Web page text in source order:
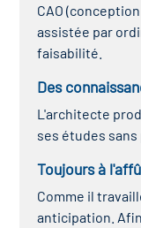
CAO
assistée par
faisabilité.
Des
L'architecte
ses études
Toujours à
Comme il
anticipation.